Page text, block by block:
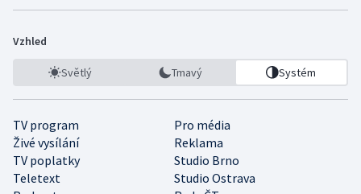
Vzhled
Světlý Tmavý Systém
TV program
Pro média
Živé vysílání
Reklama
TV poplatky
Studio Brno
Teletext
Studio Ostrava